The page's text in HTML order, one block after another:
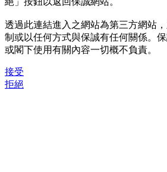
透過此連結進入之網站為第三方網站
制或以任何方式與保誠有任何關係。
或閣下使用有關內容一切概不負責。
接受
拒絕